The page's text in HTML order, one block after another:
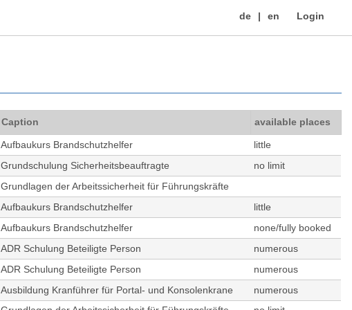
de en Login
Caption available places
Aufbaukurs Brandschutzhelfer
little
Grundschulung Sicherheitsbeauftragte
no limit
Grundlagen der Arbeitssicherheit für Führungskräfte
Aufbaukurs Brandschutzhelfer
little
Aufbaukurs Brandschutzhelfer
none/fully booked
ADR Schulung Beteiligte Person
numerous
ADR Schulung Beteiligte Person
numerous
Ausbildung Kranführer für Portal- und Konsolenkrane
numerous